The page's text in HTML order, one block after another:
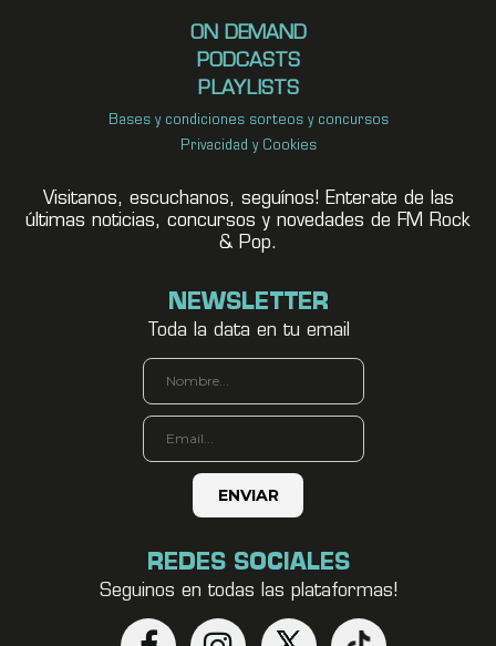
ON DEMAND
PODCASTS
PLAYLISTS
Bases y condiciones sorteos y concursos
Privacidad y Cookies
Visitanos, escuchanos, seguínos! Enterate de las
últimas noticias, concursos y novedades de FM Rock
& Pop.
NEWSLETTER
Toda la data en tu email
REDES SOCIALES
Seguinos en todas las plataformas!